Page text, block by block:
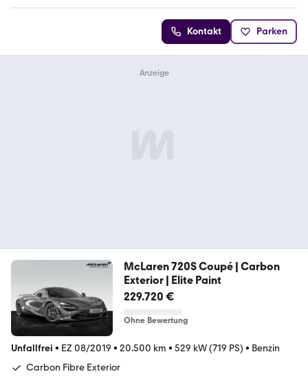
Kontakt Parken
McLaren 720S Coupé | Carbon
Exterior | Elite Paint
229.720 €
Ohne Bewertung
Unfallfrei • EZ 08/2019 • 20.500 km • 529 kW (719 PS) • Benzin
Carbon Fibre Exterior